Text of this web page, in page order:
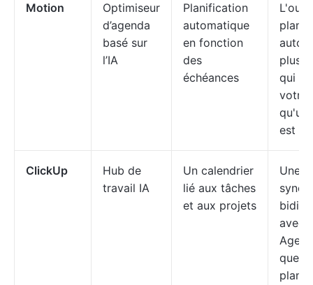
Motion
Optimiseur
d’agenda
basé sur
l’IA
Planification
automatique
en fonction
des
échéances
plus
qui
votre
est
ClickUp
Hub de
travail IA
Un calendrier
lié aux tâches
et aux projets
Une
avec
que